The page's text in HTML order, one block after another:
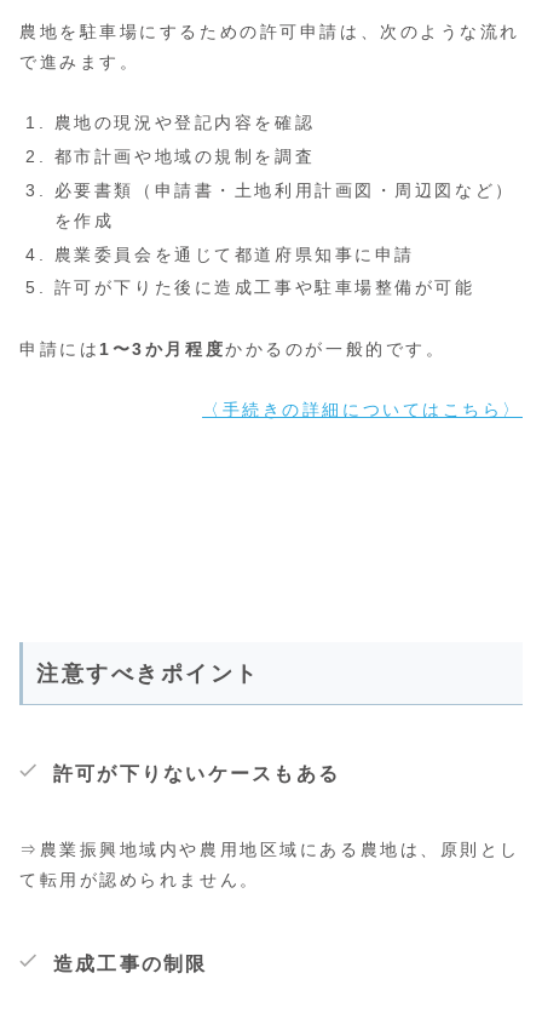
農地を駐車場にするための許可申請は、次のような流れ
で進みます。
農地の現況や登記内容を確認
都市計画や地域の規制を調査
必要書類（申請書・土地利用計画図・周辺図など）
を作成
農業委員会を通じて都道府県知事に申請
許可が下りた後に造成工事や駐車場整備が可能
申請には 1〜3か月程度かかるのが一般的です。
〈手続きの詳細についてはこちら〉
注意すべきポイント
許可が下りないケースもある
⇒農業振興地域内や農用地区域にある農地は、原則とし
て転用が認められません。
造成工事の制限